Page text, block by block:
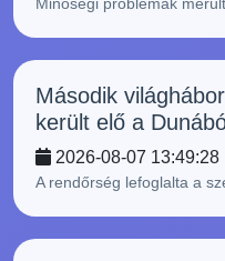
Második
került elő a
2026-08-07 13:49:28 |
A rendőrség lefoglalta a